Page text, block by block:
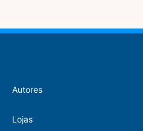
Autores
Lojas